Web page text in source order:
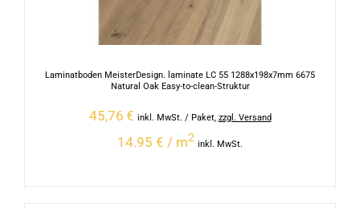
Laminatboden MeisterDesign. laminate LC 55 1288x198x7mm 6675
Natural Oak Easy-to-clean-Struktur
45,76 € inkl. MwSt. / Paket, zzgl. Versand
14.95 € / m2
inkl. MwSt.